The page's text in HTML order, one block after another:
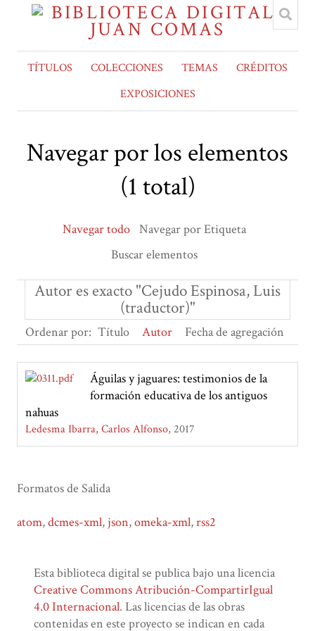
TÍTULOS COLECCIONES TEMAS
CRÉDITOS
EXPOSICIONES
Navegar por los elementos
(1 total)
Navegar todo Navegar por Etiqueta
Buscar elementos
Autor es exacto "Cejudo Espinosa, Luis
(traductor)"
Ordenar por: Título Autor Fecha de agregación
Águilas y jaguares: testimonios de la
formación educativa de los antiguos
nahuas
Ledesma Ibarra, Carlos Alfonso 2017
Formatos de Salida
atom,dcmes-xml, json,omeka-xml,rss2
Esta biblioteca digital se publica bajo una licencia
Creative Commons Atribución-CompartirIgual
4.0 Internacional. Las licencias de las obras
contenidas en este proyecto se indican en cada